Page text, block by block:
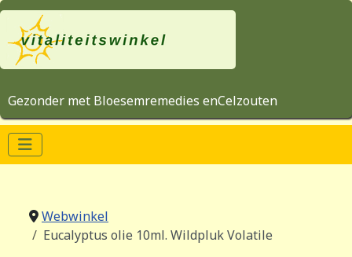
Gezonder met Bloesemremedies enCelzouten
Webwinkel
Eucalyptus olie 10ml. Wildpluk Volatile